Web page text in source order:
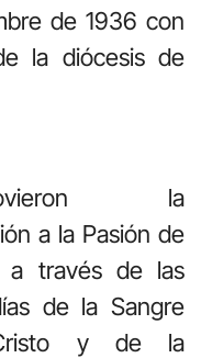
de 1936 con
la diócesis de
la
a la Pasión de
a través de las
de la Sangre
y de la